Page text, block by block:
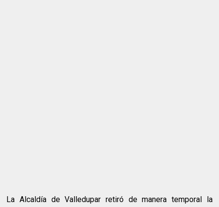
La Alcaldía de Valledupar retiró de manera temporal la